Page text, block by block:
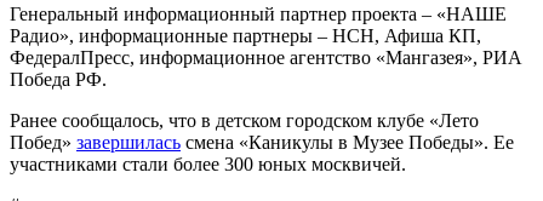
Генеральный информационный партнер проекта – «НАШЕ
Радио», информационные партнеры – НСН, Афиша КП,
ФедералПресс, информационное агентство «Мангазея», РИА
Победа РФ.
Ранее сообщалось, что в детском городском клубе «Лето
Побед» завершилась смена «Каникулы в Музее Победы». Ее
участниками стали более 300 юных москвичей.